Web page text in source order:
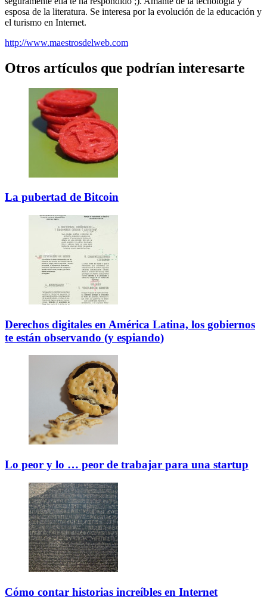
esposa de la literatura. Se interesa por la evolución de la educación y
el turismo en Internet.
http://www.maestrosdelweb.com
Otros artículos que podrían interesarte
La pubertad de Bitcoin
Derechos digitales en América Latina, los gobiernos
te están observando (y espiando)
Lo peor y lo … peor de trabajar para una startup
Cómo contar historias increíbles en Internet